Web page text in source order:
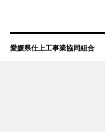
愛媛県仕上工事業協同組合